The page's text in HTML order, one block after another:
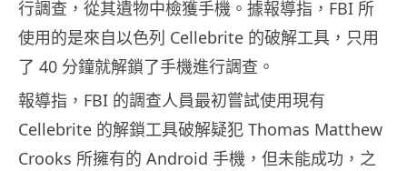
行調查，從其遺物中檢獲手機。據報導指，FBI 所
使用的是來自以色列 Cellebrite 的破解工具，只用
了 40 分鐘就解鎖了手機進行調查。
報導指，FBI 的調查人員最初嘗試使用現有
Cellebrite 的解鎖工具破解疑犯 Thomas Matthew
Crooks 所擁有的 Android 手機，但未能成功，之